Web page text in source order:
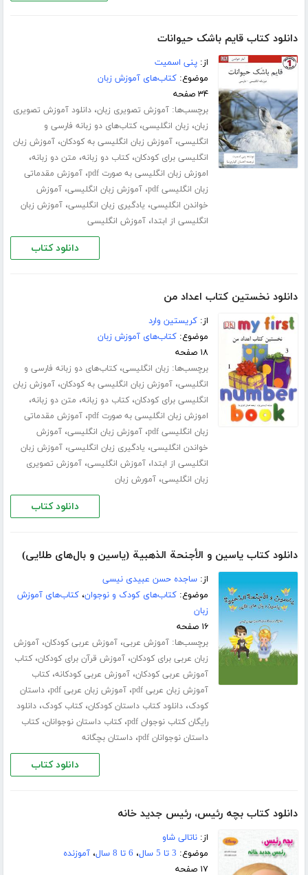
دانلود کتاب قایم باشک حیوانات
از:پنی اسمیت
موضوع:کتاب‌های آموزش زبان
۳۴ صفحه
برچسب‌ها:آموزش تصویری زبان،دانلود آموزش تصویری
زبان، زبان انگلیسی،کتاب‌های دو زبانه فارسی و
انگلیسی،آموزش زبان انگلیسی به کودکان،آموزش زبان
انگلیسی برای کودکان،کتاب دو زبانه، متن دو زبانه،
اموزش زبان انگلیسی به صورت pdf ،آموزش مقدماتی
زبان انگلیسی pdf
،آموزش زبان انگلیسی،آموزش
خواندن انگلیسی، یادگیری زبان انگلیسی،آموزش زبان
انگلیسی از ابتدا،آموزش انگلیسی
دانلود کتاب
دانلود نخستین کتاب اعداد من
از:کریستین وارد
موضوع:کتاب‌های آموزش زبان
۱۸ صفحه
برچسب‌ها: زبان انگلیسی،کتاب‌های دو زبانه فارسی و
انگلیسی،آموزش زبان انگلیسی به کودکان،آموزش زبان
انگلیسی برای کودکان،کتاب دو زبانه، متن دو زبانه،
اموزش زبان انگلیسی به صورت pdf ،آموزش مقدماتی
زبان انگلیسی pdf
،آموزش زبان انگلیسی،آموزش
خواندن انگلیسی، یادگیری زبان انگلیسی،آموزش زبان
انگلیسی از ابتدا،آموزش انگلیسی،آموزش تصویری
زبان انگلیسی،آمورش زبان
دانلود کتاب
دانلود کتاب یاسین و الأجنحة الذهبیة (یاسین و بال‌های طلایی)
از:ساجده حسن عبیدی نیسی
موضوع:کتاب‌های کودک و نوجوان،کتاب‌های آموزش
زبان
۱۶ صفحه
برچسب‌ها:آموزش عربی،آموزش عربی کودکان،آموزش
زبان عربی برای کودکان،آموزش قرآن برای کودکان،کتاب
آموزش عربی کودکان،آموزش عربی کودکانه،کتاب
آموزش زبان عربی pdf
،آموزش زبان عربی pdf ،داستان
کودک،دانلود کتاب داستان کودکان،کتاب کودک،دانلود
رایگان کتاب نوجوان pdf
،کتاب داستان نوجوانان،کتاب
داستان نوجوانان pdf
،داستان بچگانه
دانلود کتاب
دانلود کتاب بچه رئیس، رئیس جدید خانه
از:ناتالی شاو
موضوع: 3 تا 5 سال ، 6 تا 8 سال ،آموزنده
۱۷ صفحه